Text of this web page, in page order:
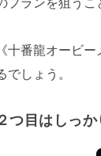
《十番龍オービ
でしょう。
つ目はしっ